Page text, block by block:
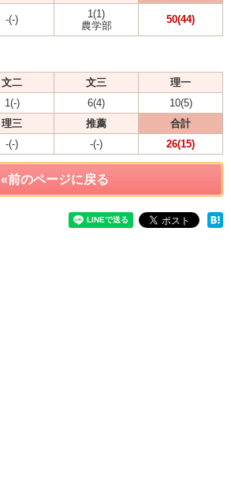
-(-)
1(1)
農学部
50(44)
文二 文三
理一
1(-) 6(4)
10(5)
理三 推薦
合計
-(-) -(-) 26(15)
«前のページに戻る